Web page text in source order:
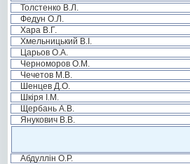
Толстенко В.Л.
Федун О.Л.
Хара В.Г.
Хмельницький В.І.
Царьов О.А.
Черноморов О.М.
Чечетов М.В.
Шенцев Д.О.
Шкіря І.М.
Щербань А.В.
Янукович В.В.
Абдуллін О.Р.